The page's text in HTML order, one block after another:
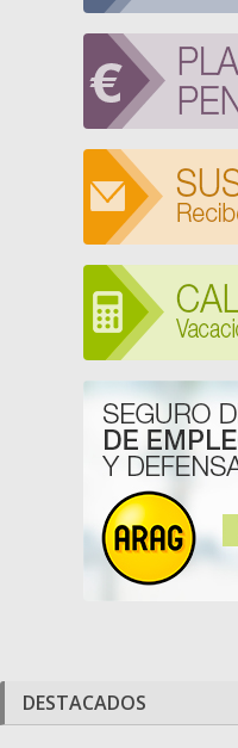
DESTACADOS